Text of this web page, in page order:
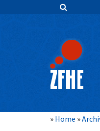
Zum
Hauptnavigation
Home